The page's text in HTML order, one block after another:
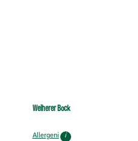
Weiherer Bock
Allergeni i